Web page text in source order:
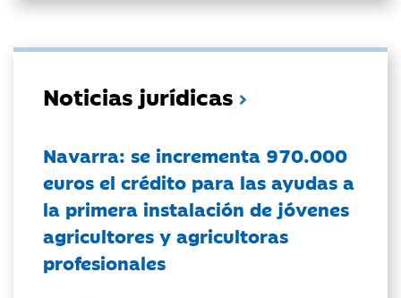
Noticias jurídicas
Navarra: se incrementa 970.000
euros el crédito para las ayudas a
la primera instalación de jóvenes
agricultores y agricultoras
profesionales